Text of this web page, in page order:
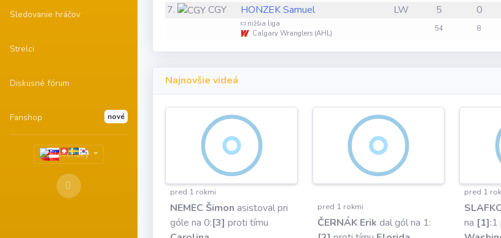
Sledovanie hráčov
Strelci
Diskusné fórum
Fanshop nové
7. CGY HONZEK Samuel LW 5 0
nižšia liga
Calgary Wranglers (AHL)
54 8
Najnovšie videá
pred 1 rokmi
NEMEC Šimon asistoval pri
góle na 0:[3] proti tímu
pred 1 rokmi
ČERNÁK Erik dal gól na 1:
pred 1
na [1]:1